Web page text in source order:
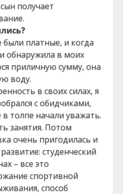
получает
платные, и когда
обнаружила в моих
приличную сумму, она
воду.
в своих силах, я
с обидчиками,
толпе начали уважать.
занятия. Потом
очень пригодилась и
студенческий
– все это
спортивной
способ